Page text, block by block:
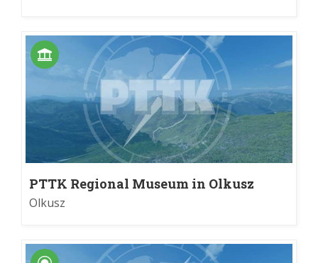
PTTK Regional Museum in Olkusz
Olkusz